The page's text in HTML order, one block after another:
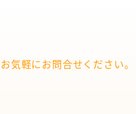
お気軽にお問合せください。